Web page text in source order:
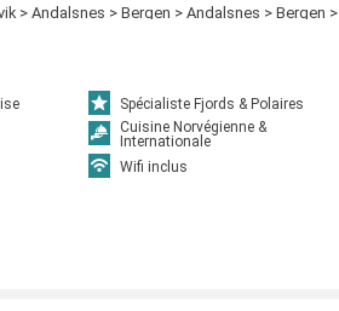
> Andalsnes > Bergen > Andalsnes > Bergen >
Spécialiste Fjords & Polaires
Cuisine Norvégienne &
Internationale
Wifi inclus